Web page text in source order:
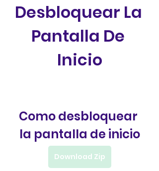
Desbloquear La
Pantalla De
Inicio
Como desbloquear
la pantalla de inicio
Download Zip